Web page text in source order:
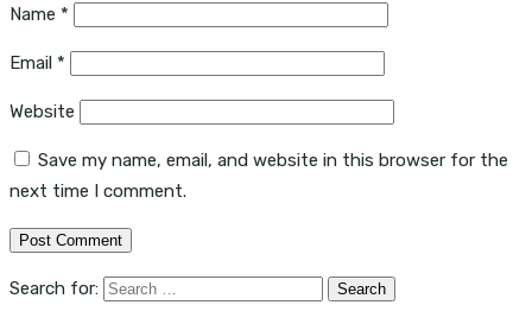
Name *
Email *
Website
Save my name, email, and website in this browser for the
next time I comment.
Search for: